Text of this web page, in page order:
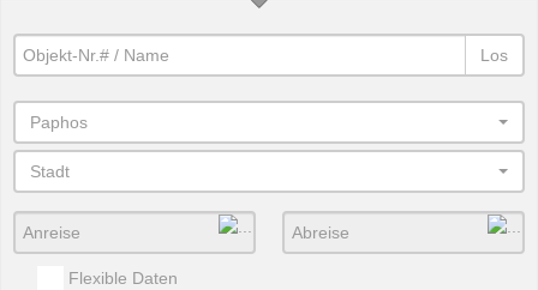
Los
Paphos
Stadt
Flexible Daten